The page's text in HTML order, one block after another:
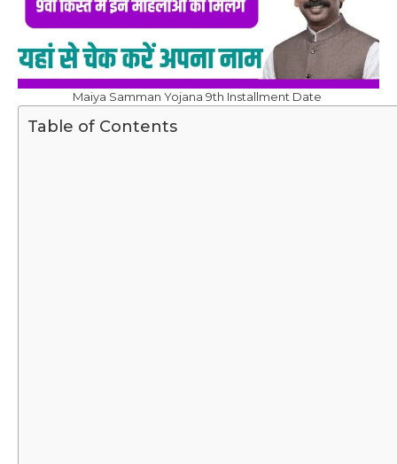
Maiya Samman Yojana 9th Installment Date
Table of Contents